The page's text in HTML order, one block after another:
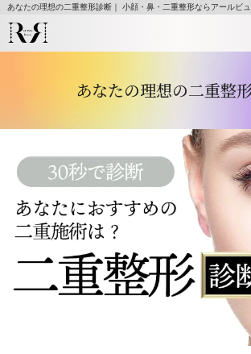
あなたの理想の二重整形診断｜ 小顔・鼻・二重整形ならアールビ
あなたの理想の二重整